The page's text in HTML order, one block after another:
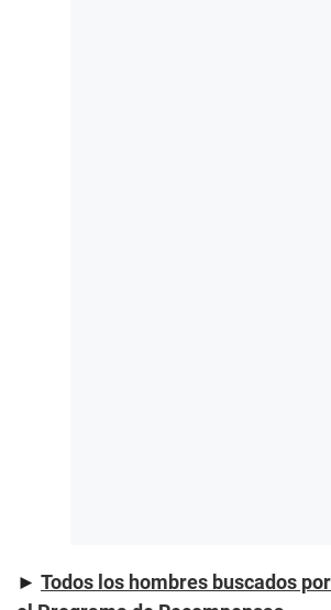
► Todos los hombres buscados